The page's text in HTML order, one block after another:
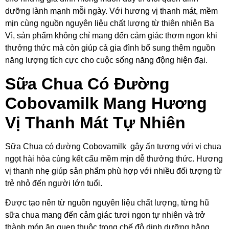
dưỡng lành mạnh mỗi ngày. Với hương vị thanh mát, mềm
mịn cùng nguồn nguyên liệu chất lượng từ thiên nhiên Ba
Vì, sản phẩm không chỉ mang đến cảm giác thơm ngon khi
thưởng thức mà còn giúp cả gia đình bổ sung thêm nguồn
năng lượng tích cực cho cuộc sống năng động hiện đại.
Sữa Chua Có Đường
Cobovamilk Mang Hương
Vị Thanh Mát Tự Nhiên
Sữa Chua có đường Cobovamilk gây ấn tượng với vị chua
ngọt hài hòa cùng kết cấu mềm mịn dễ thưởng thức. Hương
vị thanh nhẹ giúp sản phẩm phù hợp với nhiều đối tượng từ
trẻ nhỏ đến người lớn tuổi.
Được tạo nên từ nguồn nguyên liệu chất lượng, từng hũ
sữa chua mang đến cảm giác tươi ngon tự nhiên và trở